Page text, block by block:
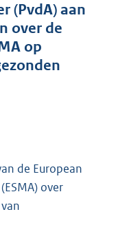
(PvdA) aan
over de
op
de European
over